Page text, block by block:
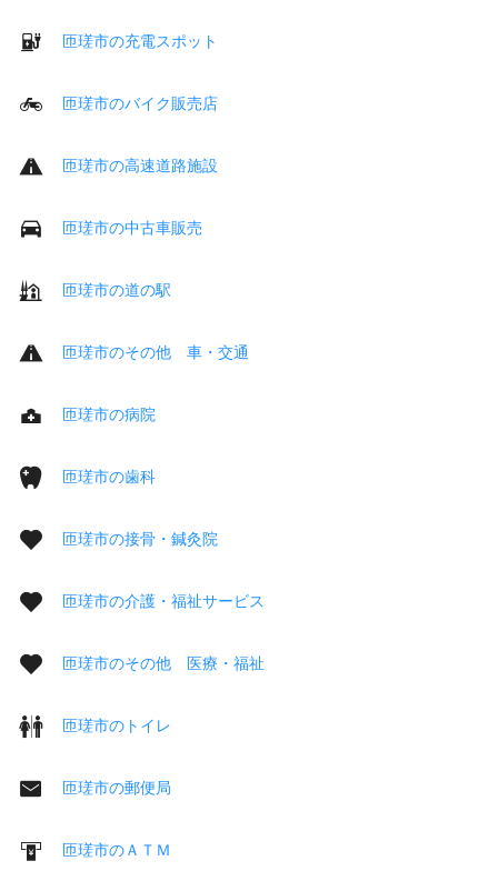
匝瑳市の充電スポット
匝瑳市のバイク販売店
匝瑳市の高速道路施設
匝瑳市の中古車販売
匝瑳市の道の駅
匝瑳市のその他 車・交通
匝瑳市の病院
匝瑳市の歯科
匝瑳市の接骨・鍼灸院
匝瑳市の介護・福祉サービス
匝瑳市のその他 医療・福祉
匝瑳市のトイレ
匝瑳市の郵便局
匝瑳市のＡＴＭ